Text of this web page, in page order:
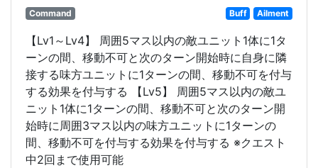
Command Buff Ailment
【Lv1～Lv4】 周囲5マス以内の敵ユニット1体に1タ
ーンの間、移動不可と次のターン開始時に自身に隣
接する味方ユニットに1ターンの間、移動不可を付与
する効果を付与する 【Lv5】 周囲5マス以内の敵ユ
ニット1体に1ターンの間、移動不可と次のターン開
始時に周囲3マス以内の味方ユニットに1ターンの
間、移動不可を付与する効果を付与する ※クエスト
中2回まで使用可能